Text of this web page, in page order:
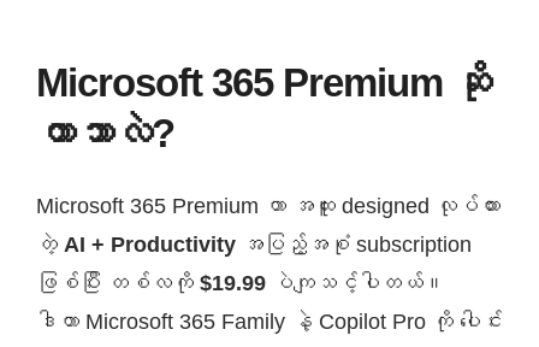
Microsoft 365 Premium ဆို
တာဘာလဲ?
Microsoft 365 Premium ဟာ အထူး designed လုပ်ထား
တဲ့ AI + Productivityအပြည့်အစုံ subscription
ဖြစ်ပြီး တစ်လကို $19.99ပဲကျသင့်ပါတယ်။
ဒါဟာ Microsoft 365 Family နဲ့ Copilot Pro ကို ပေါင်း